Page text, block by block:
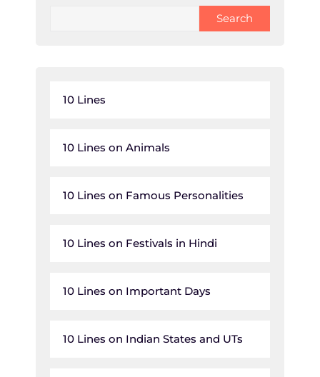
Search
10 Lines
10 Lines on Animals
10 Lines on Famous Personalities
10 Lines on Festivals in Hindi
10 Lines on Important Days
10 Lines on Indian States and UTs